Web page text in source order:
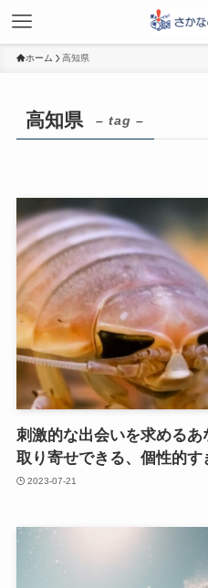
ホーム 高知県
高知県 – tag –
刺激的な出会いを求める
取り寄せできる、個性的す
2023-07-21